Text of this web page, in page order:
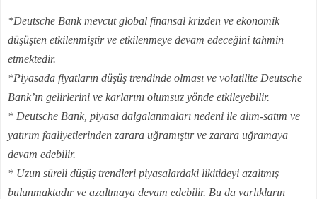
*Deutsche Bank mevcut global finansal krizden ve ekonomik
düşüşten etkilenmiştir ve etkilenmeye devam edeceğini tahmin
etmektedir.
*Piyasada fiyatların düşüş trendinde olması ve volatilite Deutsche
Bank’ın gelirlerini ve karlarını olumsuz yönde etkileyebilir.
* Deutsche Bank, piyasa dalgalanmaları nedeni ile alım-satım ve
yatırım faaliyetlerinden zarara uğramıştır ve zarara uğramaya
devam edebilir.
* Uzun süreli düşüş trendleri piyasalardaki likitideyi azaltmış
bulunmaktadır ve azaltmaya devam edebilir. Bu da varlıkların